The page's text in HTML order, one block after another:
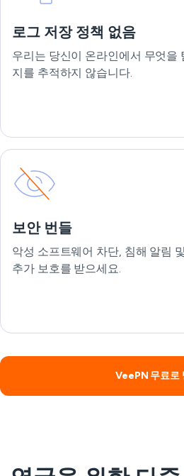
로그 저장 정책 없음
우리는 당신이 온라인에서 무엇을
지를 추적하지 않습니다.
보안 번들
악성 소프트웨어 차단, 침해 알림
추가 보호를 받으세요.
VeePN 무료로